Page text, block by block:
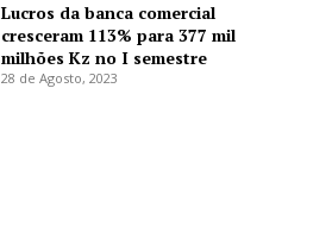
Lucros da banca comercial
cresceram 113% para 377 mil
milhões Kz no I semestre
28 de Agosto, 2023